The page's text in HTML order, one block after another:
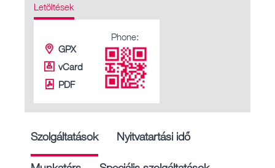
Letöltések
GPX
vCard
PDF
Phone:
Szolgáltatások Nyitvatartási idő